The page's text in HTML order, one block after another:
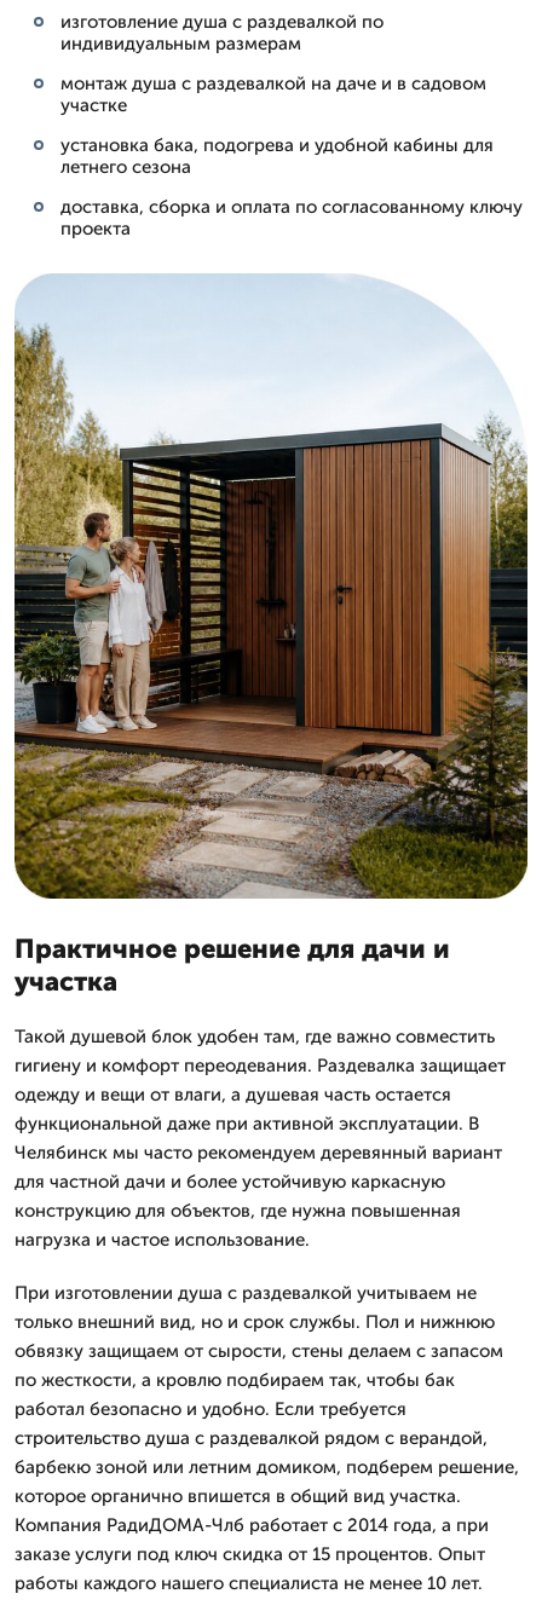
изготовление душа с раздевалкой по
индивидуальным размерам
монтаж душа с раздевалкой на даче и в садовом
участке
установка бака, подогрева и удобной кабины для
летнего сезона
доставка, сборка и оплата по согласованному ключу
проекта
Практичное решение для дачи и
участка
Такой душевой блок удобен там, где важно совместить
гигиену и комфорт переодевания. Раздевалка защищает
одежду и вещи от влаги, а душевая часть остается
функциональной даже при активной эксплуатации. В
Челябинск мы часто рекомендуем деревянный вариант
для частной дачи и более устойчивую каркасную
конструкцию для объектов, где нужна повышенная
нагрузка и частое использование.
При изготовлении душа с раздевалкой учитываем не
только внешний вид, но и срок службы. Пол и нижнюю
обвязку защищаем от сырости, стены делаем с запасом
по жесткости, а кровлю подбираем так, чтобы бак
работал безопасно и удобно. Если требуется
строительство душа с раздевалкой рядом с верандой,
барбекю зоной или летним домиком, подберем решение,
которое органично впишется в общий вид участка.
Компания РадиДОМА-Члб работает с 2014 года, а при
заказе услуги под ключ скидка от 15 процентов. Опыт
работы каждого нашего специалиста не менее 10 лет.